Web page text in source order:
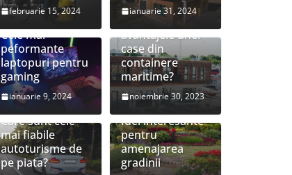
februarie 15, 2024 ianuarie 31, 2024
Cele mai
peformante
laptopuri pentru
gaming
ianuarie 9, 2024
Care sunt
avantajele unei
case din
containere
maritime?
noiembrie 30, 2023
Care sunt cele
mai fiabile
autoturisme de
pe piata?
Idei interesante
pentru
amenajarea
gradinii